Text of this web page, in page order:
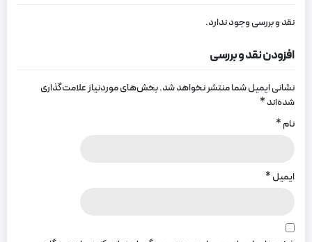
نقد و بررسی وجود ندارد.
افزودن نقد و بررسی
نشانی ایمیل شما منتشر نخواهد شد.بخش‌های موردنیاز علامت‌گذاری
شده‌اند*
نام*
ایمیل*